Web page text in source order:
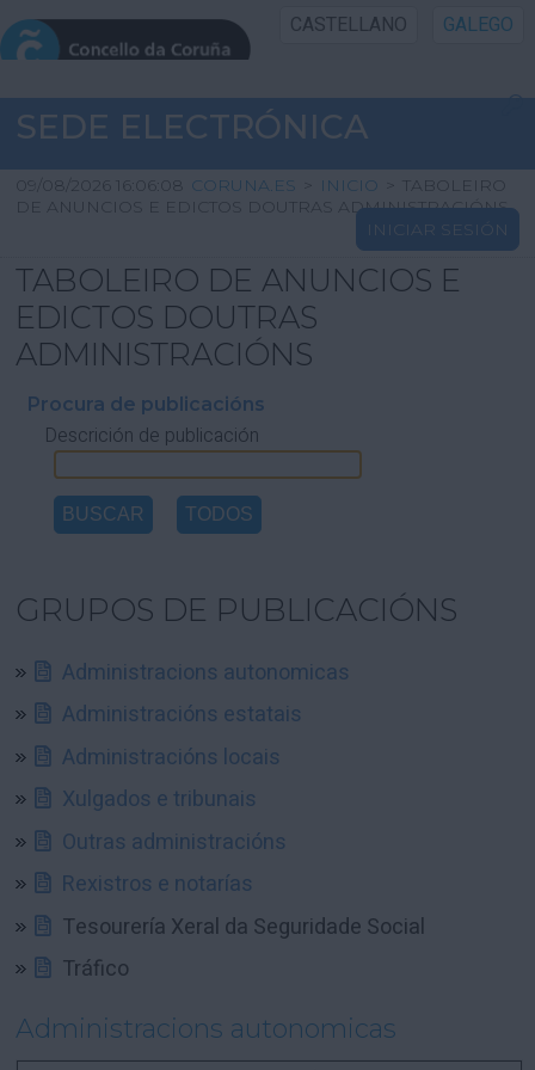
CASTELLANO GALEGO
INICIO SEDE
INICIO
INFORMACIÓN PÚBLICA
CARTAFOL CIDADÁN
UTILIDADES
AXUDA
SEDE ELECTRÓNICA
09/08/2026 16:06:08 CORUNA.ES > INICIO > TABOLEIRO
DE ANUNCIOS E EDICTOS DOUTRAS ADMINISTRACIÓNS
INICIAR SESIÓN
TABOLEIRO DE ANUNCIOS E
EDICTOS DOUTRAS
ADMINISTRACIÓNS
Procura de publicacións
Descrición de publicación
GRUPOS DE PUBLICACIÓNS
Administracions autonomicas
Administracións estatais
Administracións locais
Xulgados e tribunais
Outras administracións
Rexistros e notarías
Tesourería Xeral da Seguridade Social
Tráfico
Administracions autonomicas